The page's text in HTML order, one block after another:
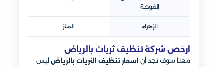
الفوطة
الزهراء الملز
ارخص شركة تنظيف ثريات بالرياض
معنا سوف تجد أن اسعار تنظيف الثريات بالرياض ليس